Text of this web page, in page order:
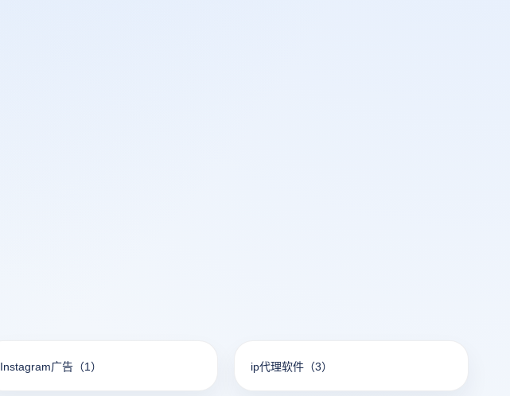
Instagram广告 （1） ip代理软件 （3）